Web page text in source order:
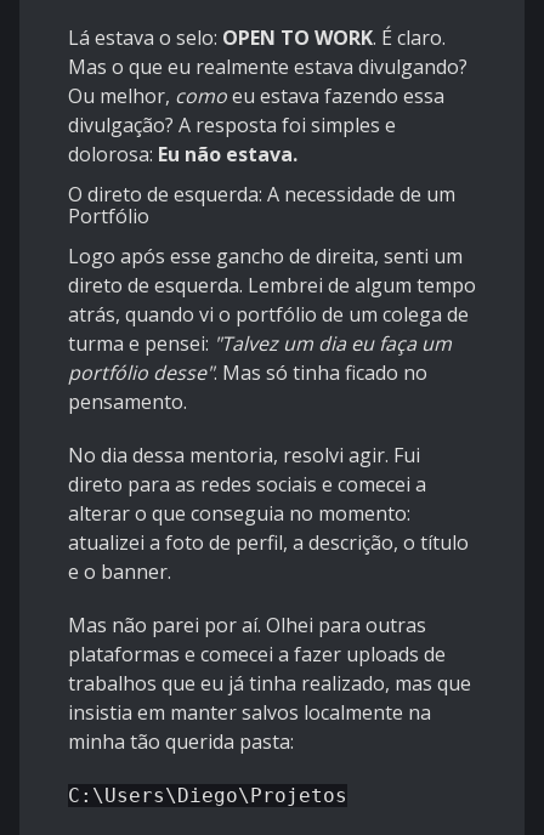
Lá estava o selo: OPEN TO WORK. É claro.
Mas o que eu realmente estava divulgando?
Ou melhor, comoeu estava fazendo essa
divulgação? A resposta foi simples e
dolorosa: Eu não estava.
O direto de esquerda: A necessidade de um
Portfólio
Logo após esse gancho de direita, senti um
direto de esquerda. Lembrei de algum tempo
atrás, quando vi o portfólio de um colega de
turma e pensei: "Talvez um dia eu faça um
portfólio desse". Mas só tinha ficado no
pensamento.
No dia dessa mentoria, resolvi agir. Fui
direto para as redes sociais e comecei a
alterar o que conseguia no momento:
atualizei a foto de perfil, a descrição, o título
e o banner.
Mas não parei por aí. Olhei para outras
plataformas e comecei a fazer uploads de
trabalhos que eu já tinha realizado, mas que
insistia em manter salvos localmente na
minha tão querida pasta:
C:\Users\Diego\Projetos